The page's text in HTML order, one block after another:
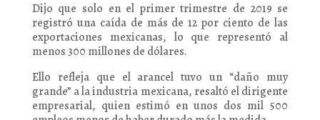
Dijo que solo en el primer trimestre de 2019 se
registró una caída de más de 12 por ciento de las
exportaciones mexicanas, lo que representó al
menos 300 millones de dólares.
Ello refleja que el arancel tuvo un “daño muy
grande” a la industria mexicana, resaltó el dirigente
empresarial, quien estimó en unos dos mil 500